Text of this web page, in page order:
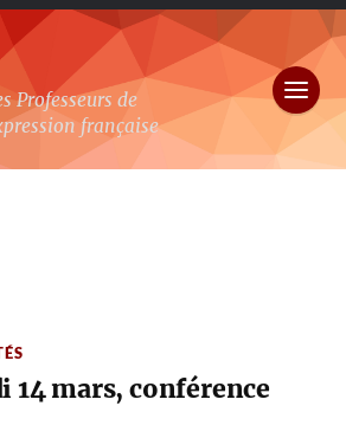
Professeurs de
française
14 mars, conférence